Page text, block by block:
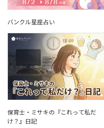
バンクル星座占い
保育士・ミサキの『これって私だ
け？』日記